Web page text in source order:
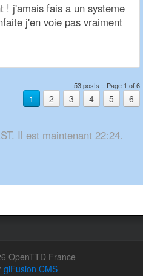
! j'amais fais a un systeme
j'en voie pas vraiment
53 posts :: Page 1 of 6
1 2 3 4 5 6
Il est maintenant 22:24.
OpenTTD France
glFusion CMS